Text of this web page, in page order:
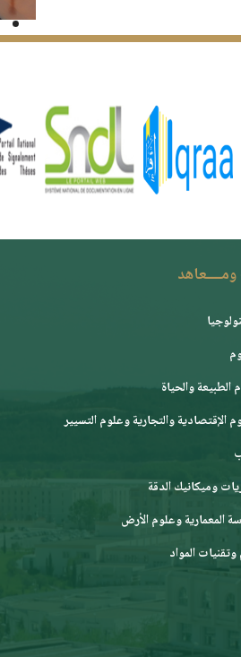
الطبيعة والحياة
الإقتصادية والتجارية وعلوم التسيير
وميكانيك الدقة
المعمارية وعلوم الأرض
المواد